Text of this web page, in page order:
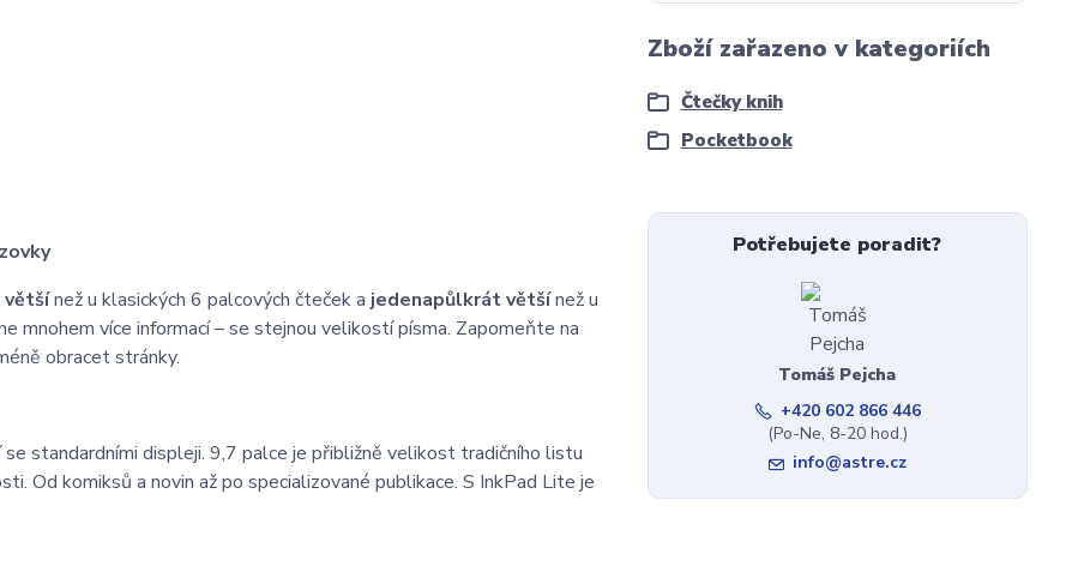
většínež u klasických 6 palcových čteček a jedenapůlkrát většínež u
mnohem více informací – se stejnou velikostí písma. Zapomeňte na
obracet stránky.
standardními displeji. 9,7 palce je přibližně velikost tradičního listu
Od komiksů a novin až po specializované publikace. S InkPad Lite je
Zboží zařazeno v kategoriích
Čtečky knih
Pocketbook
Potřebujete poradit?
Tomáš Pejcha
+420 602 866 446
(Po-Ne, 8-20 hod.)
info@astre.cz